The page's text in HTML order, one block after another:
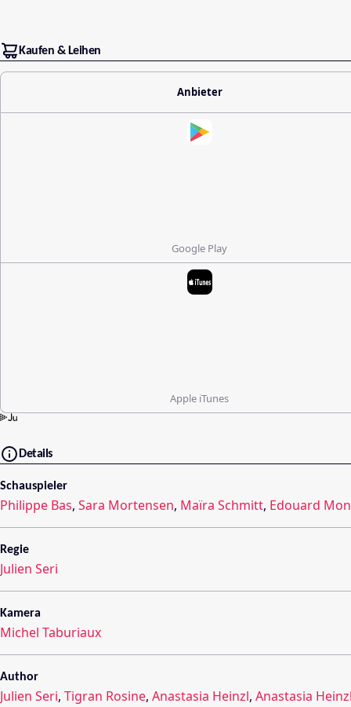
Kaufen & Leihen
Anbieter
Google Play
Apple iTunes
Details
Schauspieler
Philippe Bas, Sara Mortensen, Maïra Schmitt, Edouard
Regie
Julien Seri
Kamera
Michel Taburiaux
Author
Julien Seri, Tigran Rosine, Anastasia Heinzl, Anastasia